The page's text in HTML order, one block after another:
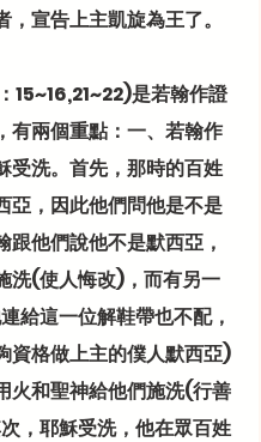
，宣告上主凱旋為王了。
有兩個重點：一、若翰作
受洗。首先，那時的百姓
亞，因此他們問他是不是
跟他們說他不是默西亞，
洗(使人悔改)，而有另一
給這一位解鞋帶也不配，
資格做上主的僕人默西亞)
火和聖神給他們施洗(行善
，耶穌受洗，他在眾百姓